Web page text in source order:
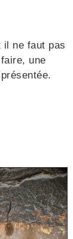
il ne faut pas
une